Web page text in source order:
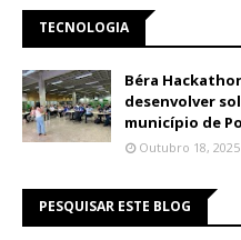
TECNOLOGIA
Béra
desenvolver
município de
Outubro 18, 2025
PESQUISAR ESTE BLOG